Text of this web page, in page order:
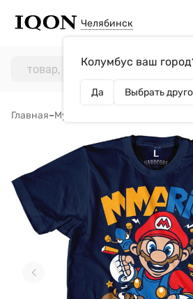
Челябинск
Колумбус ваш
Да Выбрать
Главная–Мужчинам